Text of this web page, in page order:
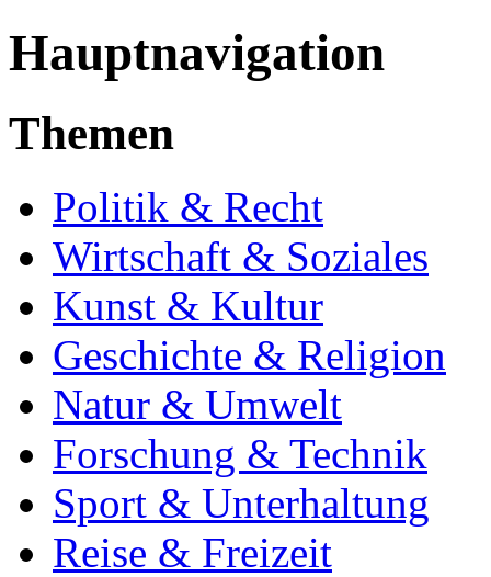
Hauptnavigation
Themen
Politik & Recht
Wirtschaft & Soziales
Kunst & Kultur
Geschichte & Religion
Natur & Umwelt
Forschung & Technik
Sport & Unterhaltung
Reise & Freizeit